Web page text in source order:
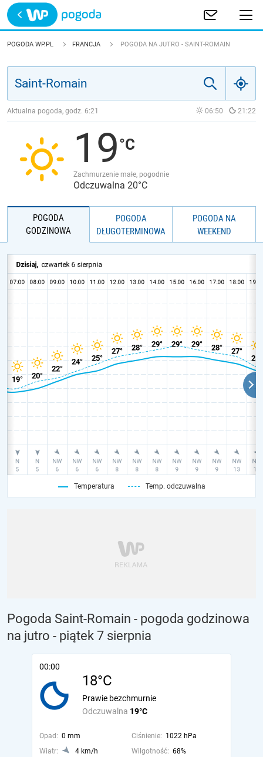
Trwa ładowanie
POLSKA
JAKOŚĆ POWIETRZA
POGODA WP.PL FRANCJA POGODA NA JUTRO - SAINT-ROMAIN
Aktualna pogoda, godz. 6:21 06:50 21:22
19
Zachmurzenie małe, pogodnie
Odczuwalna 20°C
POGODA
GODZINOWA
POGODA
DŁUGOTERMINOWA
POGODA NA
WEEKEND
Temperatura Temp. odczuwalna
Pogoda Saint-Romain - pogoda godzinowa
na jutro - piątek 7 sierpnia
00:00
18°C
Odczuwalna 19°C
Prawie bezchmurnie
Opad: 0 mm Ciśnienie: 1022 hPa
Wiatr:
4 km/h Wilgotność: 68%